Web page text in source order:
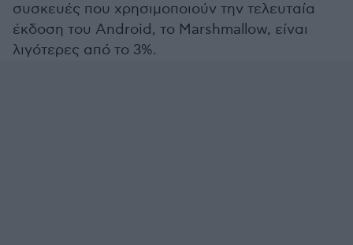
συσκευές που χρησιμοποιούν την τελευταία
έκδοση του Android, το Marshmallow, είναι
λιγότερες από το 3%.